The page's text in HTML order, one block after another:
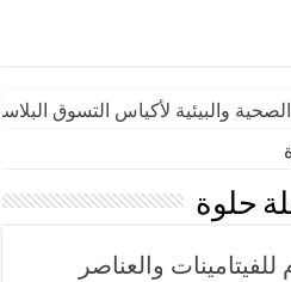
والبيئية لأكياس التسوق
حلوة
والعناصر